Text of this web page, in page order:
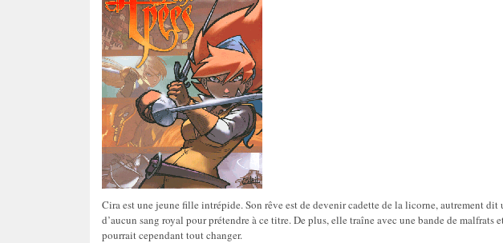
Cira est une jeune fille intrépide. Son rêve est de devenir cadette de la licorne, autrement
d’aucun sang royal pour prétendre à ce titre. De plus, elle traîne avec une bande de malfrats
pourrait cependant tout changer.